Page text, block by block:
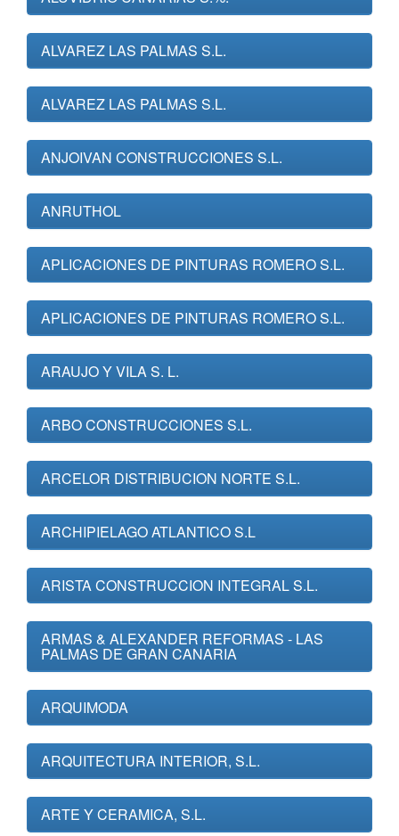
ALVAREZ LAS PALMAS S.L.
ALVAREZ LAS PALMAS S.L.
ANJOIVAN CONSTRUCCIONES S.L.
ANRUTHOL
APLICACIONES DE PINTURAS ROMERO S.L.
APLICACIONES DE PINTURAS ROMERO S.L.
ARAUJO Y VILA S. L.
ARBO CONSTRUCCIONES S.L.
ARCELOR DISTRIBUCION NORTE S.L.
ARCHIPIELAGO ATLANTICO S.L
ARISTA CONSTRUCCION INTEGRAL S.L.
ARMAS & ALEXANDER REFORMAS - LAS
PALMAS DE GRAN CANARIA
ARQUIMODA
ARQUITECTURA INTERIOR, S.L.
ARTE Y CERAMICA, S.L.